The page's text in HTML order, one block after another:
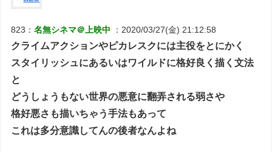
823：名無シネマ＠上映中 ：2020/03/27(金) 21:12:58
クライムアクションやピカレスクには主役をとにかく
スタイリッシュにあるいはワイルドに格好良く描く文法
と
どうしょうもない世界の悪意に翻弄される弱さや
格好悪さも描いちゃう手法もあって
これは多分意識してんの後者なんよね